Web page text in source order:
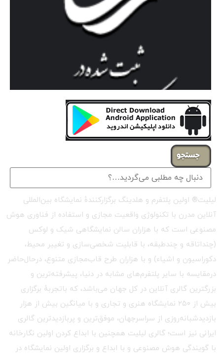
جستجو
لیلیت® اولین پلتفرم و هلدینگ برگزارکنندهٔ نمایشگاه بین‌المللی
آنلاین مدرن با تکنولوژی واقعیت مجازی و استفاده از فناوری هوش
مصنوعی است که با هزاران سالن نمایشگاهی شیک و لوکس
(چنداتاقه و چندطبقه، با قابلیت شخصی‌سازی و تغییر محیط،
دکوراسیون و اشیاء) و با هزاران طرح قاب‌مجازی متنوع، درحال‌حاضر
درمقایسه با سایر پلتفرم‌های مشابه در دنیا، پیشرفته‌ترین و
بزرگترین گالری آنلاین در کل جهان می‌باشد، که باتجربهٔ برگزاری
بیش از ۲۵۰ نمایشگاه هنری و تجاری و با میانگین بیش از هزار
بازدیدشبانه‌روزی از سراسرجهان، موفق‌ترین و پربازدیدترین گالری
ایرانی نیز است؛ گالری لیلیت همچنین با ابداع کردن اولین نگارخانه
با گویندگی هوش مصنوعی و با ابداع و برگزاری اولین نمایشگاه در